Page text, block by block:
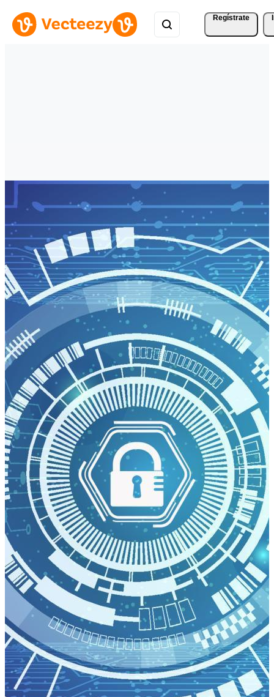
Regístrate